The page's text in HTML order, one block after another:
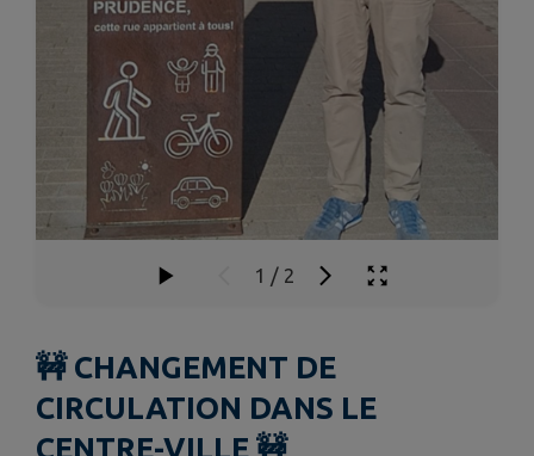
1 / 2
🚧 CHANGEMENT DE
CIRCULATION DANS LE
CENTRE-VILLE 🚧